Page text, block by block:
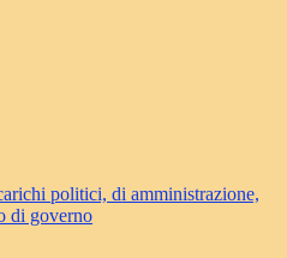
politici, di amministrazione,
di governo